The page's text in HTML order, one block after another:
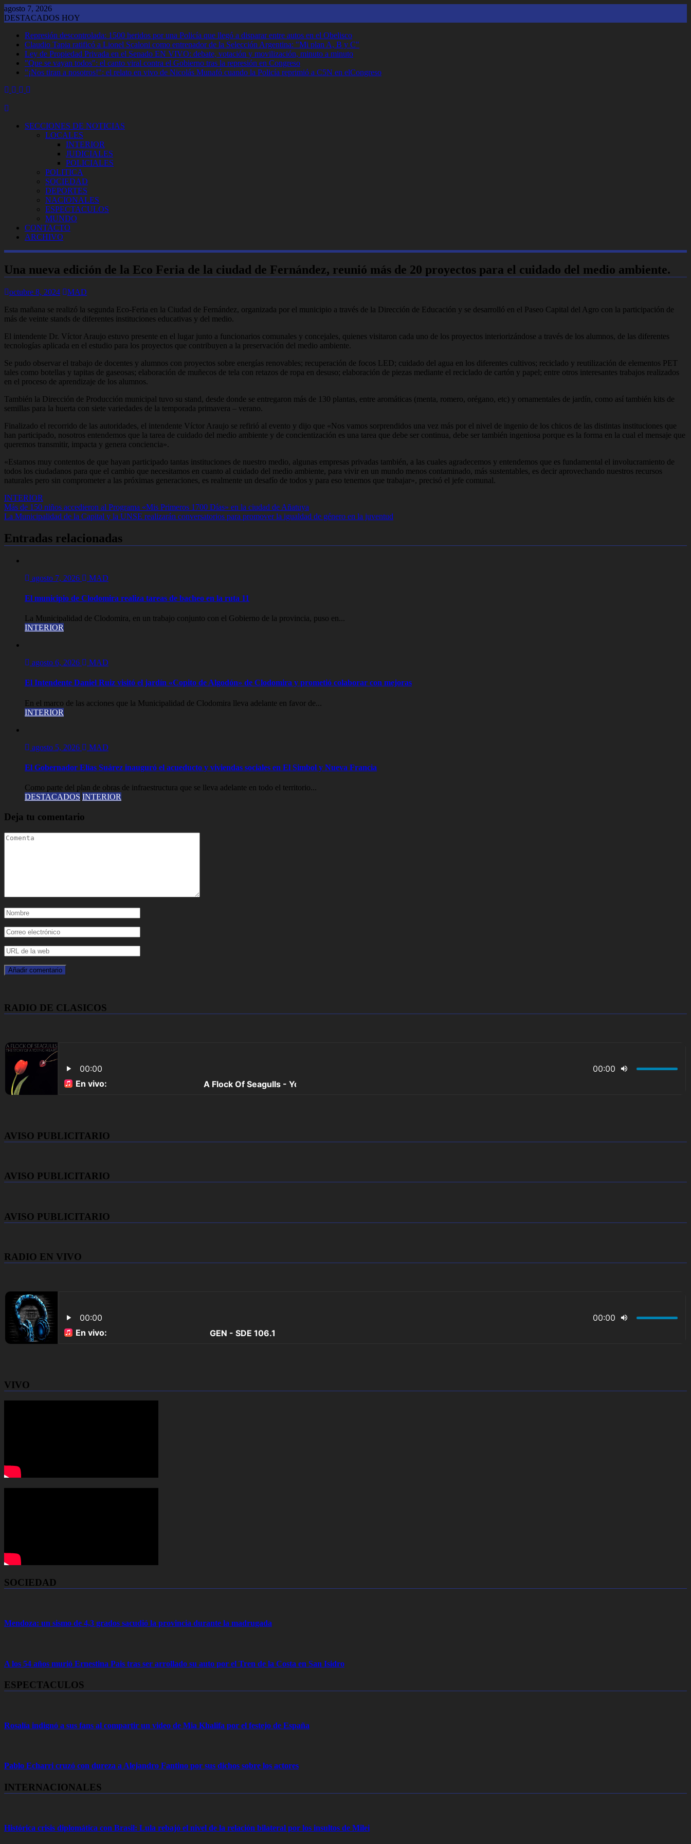
Saltar
al
agosto 7, 2026
DESTACADOS HOY
Represión descontrolada: 1500 heridos por una Policía que llegó a disparar entre autos en el Obelisco
Claudio Tapia ratificó a Lionel Scaloni como entrenador de la Selección Argentina: "Mi plan A, B y C"
Ley de Propiedad Privada en el Senado EN VIVO: debate, votación y movilización, minuto a minuto
"Que se vayan todos": el canto viral contra el Gobierno tras la represión en Congreso
"¡Nos tiran a nosotros!": el relato en vivo de Nicolás Munafó cuando la Policía reprimió a C5N en elCongreso
SECCIONES DE NOTICIAS
LOCALES
INTERIOR
JUDICIALES
POLICIALES
POLITICA
SOCIEDAD
DEPORTES
NACIONALES
ESPECTACULOS
MUNDO
CONTACTO
ARCHIVO
Una nueva edición de la Eco Feria de la ciudad de Fernández, reunió más de 20 proyectos para el cuidado del medio ambiente.
octubre 8, 2024
MAD
Esta mañana se realizó la segunda Eco-Feria en la Ciudad de Fernández, organizada por el municipio a través de la Dirección de Educación y se desarrolló en el Paseo Capital del Agro con la participación de
más de veinte stands de diferentes instituciones educativas y del medio.
El intendente Dr. Víctor Araujo estuvo presente en el lugar junto a funcionarios comunales y concejales, quienes visitaron cada uno de los proyectos interiorizándose a través de los alumnos, de las diferentes
tecnologías aplicada en el estudio para los proyectos que contribuyen a la preservación del medio ambiente.
Se pudo observar el trabajo de docentes y alumnos con proyectos sobre energías renovables; recuperación de focos LED; cuidado del agua en los diferentes cultivos; reciclado y reutilización de elementos PET
tales como botellas y tapitas de gaseosas; elaboración de muñecos de tela con retazos de ropa en desuso; elaboración de piezas mediante el reciclado de cartón y papel; entre otros interesantes trabajos realizados
en el proceso de aprendizaje de los alumnos.
También la Dirección de Producción municipal tuvo su stand, desde donde se entregaron más de 130 plantas, entre aromáticas (menta, romero, orégano, etc) y ornamentales de jardín, como así también kits de
semillas para la huerta con siete variedades de la temporada primavera – verano.
Finalizado el recorrido de las autoridades, el intendente Víctor Araujo se refirió al evento y dijo que «Nos vamos sorprendidos una vez más por el nivel de ingenio de los chicos de las distintas instituciones que
han participado, nosotros entendemos que la tarea de cuidado del medio ambiente y de concientización es una tarea que debe ser continua, debe ser también ingeniosa porque es la forma en la cual el mensaje que
queremos transmitir, impacta y genera conciencia».
«Estamos muy contentos de que hayan participado tantas instituciones de nuestro medio, algunas empresas privadas también, a las cuales agradecemos y entendemos que es fundamental el involucramiento de
todos los ciudadanos para que el cambio que necesitamos en cuanto al cuidado del medio ambiente, para vivir en un mundo menos contaminado, más sustentables, es decir aprovechando nuestros recursos
naturales pero sin comprometer a las próximas generaciones, es realmente un desafío de todos y para eso tenemos que trabajar», precisó el jefe comunal.
INTERIOR
Navegación
de
entradas
Más de 150 niños accedieron al Programa «Mis Primeros 1700 Días» en la ciudad de Añatuya
La Municipalidad de la Capital y la UNSE realizarán conversatorios para promover la igualdad de género en la juventud
Entradas relacionadas
agosto 7, 2026 MAD
El municipio de Clodomira realiza tareas de bacheo en la ruta 11
La Municipalidad de Clodomira, en un trabajo conjunto con el Gobierno de la provincia, puso en...
INTERIOR
agosto 6, 2026 MAD
El Intendente Daniel Ruiz visitó el jardín «Copito de Algodón» de Clodomira y prometió colaborar con mejoras
En el marco de las acciones que la Municipalidad de Clodomira lleva adelante en favor de...
INTERIOR
agosto 5, 2026 MAD
El Gobernador Elías Suárez inauguró el acueducto y viviendas sociales en El Simbol y Nueva Francia
Como parte del plan de obras de infraestructura que se lleva adelante en todo el territorio...
DESTACADOS INTERIOR
Deja tu comentario
RADIO DE CLASICOS
AVISO PUBLICITARIO
AVISO PUBLICITARIO
AVISO PUBLICITARIO
RADIO EN VIVO
VIVO
SOCIEDAD
Mendoza: un sismo de 4,3 grados sacudió la provincia durante la madrugada
A los 54 años murió Ernestina Pais tras ser arrollado su auto por el Tren de la Costa en San Isidro
ESPECTACULOS
Rosalía indignó a sus fans al compartir un video de Mia Khalifa por el festejo de España
Pablo Echarri cruzó con dureza a Alejandro Fantino por sus dichos sobre los actores
INTERNACIONALES
Histórica crisis diplomática con Brasil: Lula rebajó el nivel de la relación bilateral por los insultos de Milei